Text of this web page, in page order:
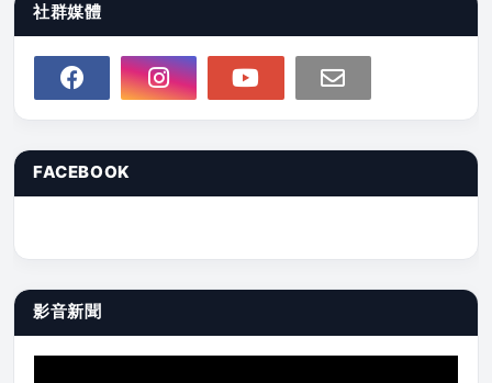
社群媒體
FACEBOOK
影音新聞